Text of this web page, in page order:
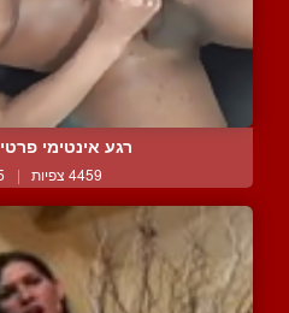
רגע אינטימי
4459 צפיות |
5